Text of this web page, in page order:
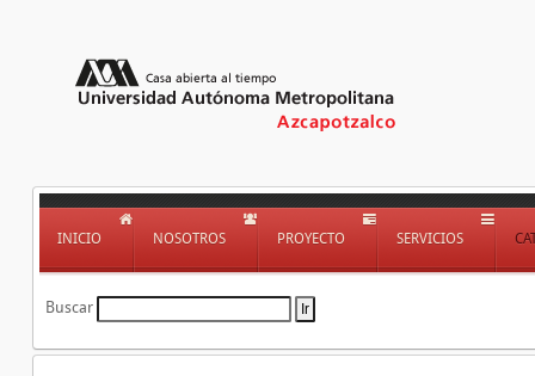
INICIO NOSOTROS PROYECTO SERVICIOS
Buscar